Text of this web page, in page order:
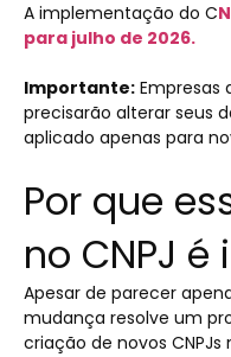
A implementação do C
para julho de 2026.
Importante: Empresas
precisarão alterar seus
aplicado apenas para
Por que
no CNPJ
Apesar de parecer
mudança resolve um
criação de novos